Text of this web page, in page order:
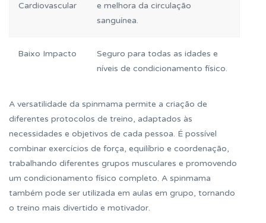
Cardiovascular
e melhora da circulação
sanguínea.
Baixo Impacto
Seguro para todas as idades e
níveis de condicionamento físico.
A versatilidade da spinmama permite a criação de
diferentes protocolos de treino, adaptados às
necessidades e objetivos de cada pessoa. É possível
combinar exercícios de força, equilíbrio e coordenação,
trabalhando diferentes grupos musculares e promovendo
um condicionamento físico completo. A spinmama
também pode ser utilizada em aulas em grupo, tornando
o treino mais divertido e motivador.